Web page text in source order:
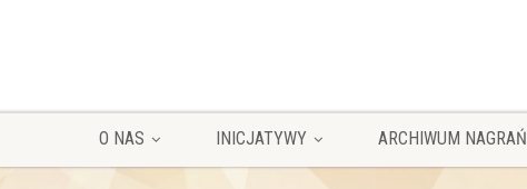
O NAS INICJATYWY ARCHIWUM NAGRAŃ